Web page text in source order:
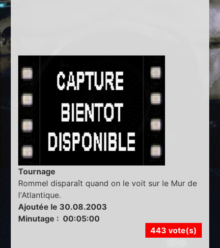
Tournage
Rommel disparaît quand on le voit sur le Mur de
l'Atlantique.
Ajoutée le 30.08.2003
Minutage : 00:05:00
443 vote(s)